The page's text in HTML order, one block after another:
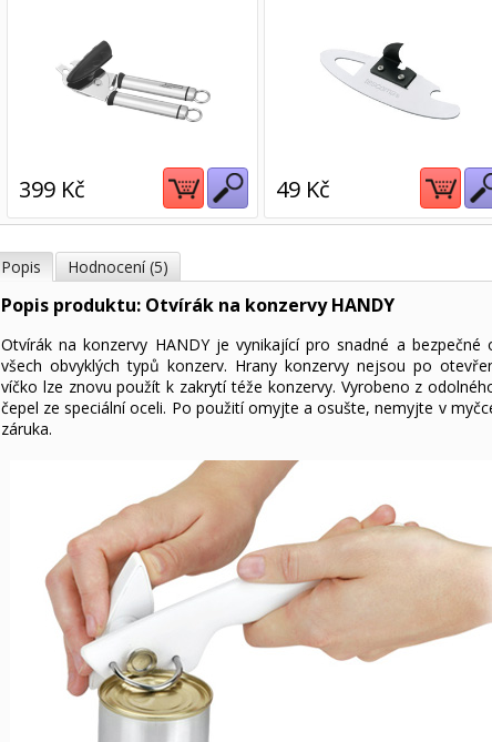
399 Kč 49 Kč
Popis Hodnocení (5)
Popis produktu: Otvírák na konzervy HANDY
Otvírák na konzervy HANDY je vynikající pro snadné a bezpečné
všech obvyklých typů konzerv. Hrany konzervy nejsou po
víčko lze znovu použít k zakrytí téže konzervy. Vyrobeno z
čepel ze speciální oceli. Po použití omyjte a osušte, nemyjte v
záruka.